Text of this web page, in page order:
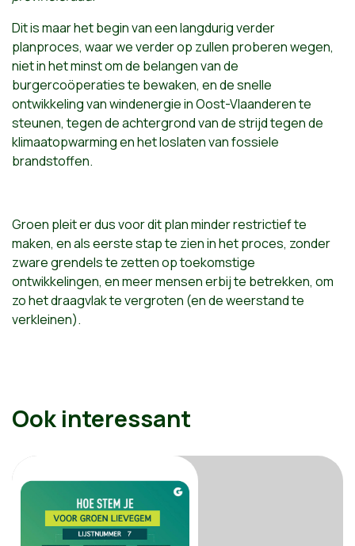
Dit is maar het begin van een langdurig verder
planproces, waar we verder op zullen proberen wegen,
niet in het minst om de belangen van de
burgercoöperaties te bewaken, en de snelle
ontwikkeling van windenergie in Oost-Vlaanderen te
steunen, tegen de achtergrond van de strijd tegen de
klimaatopwarming en het loslaten van fossiele
brandstoffen.
Groen pleit er dus voor dit plan minder restrictief te
maken, en als eerste stap te zien in het proces, zonder
zware grendels te zetten op toekomstige
ontwikkelingen, en meer mensen erbij te betrekken, om
zo het draagvlak te vergroten (en de weerstand te
verkleinen).
Ook interessant